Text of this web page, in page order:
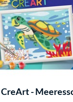
CreArt -